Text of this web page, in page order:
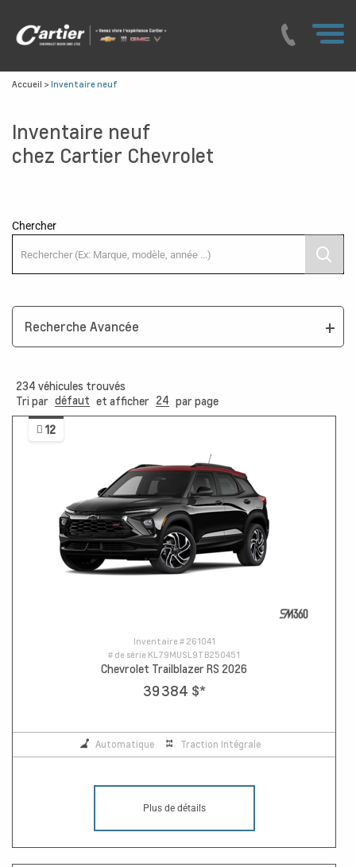
Accueil > Inventaire neuf
Inventaire neuf
chez Cartier Chevrolet
Chercher
Recherche Avancée
234 véhicules trouvés
Tri par défaut et afficher 24 par page
12
Inventaire # 261041
# de série KL79MUSL9TB250451
Chevrolet Trailblazer RS 2026
39 384 $*
Automatique Traction Intégrale
Plus de détails